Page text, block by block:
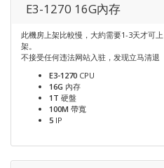
E3-1270 16G內存
此機房上架比較慢，大約需要1-3天才可上
架。
不接受任何违法网站入驻，发现立马清退
E3-1270 CPU
16G 內存
1T 硬盤
100M 帶寬
5 IP